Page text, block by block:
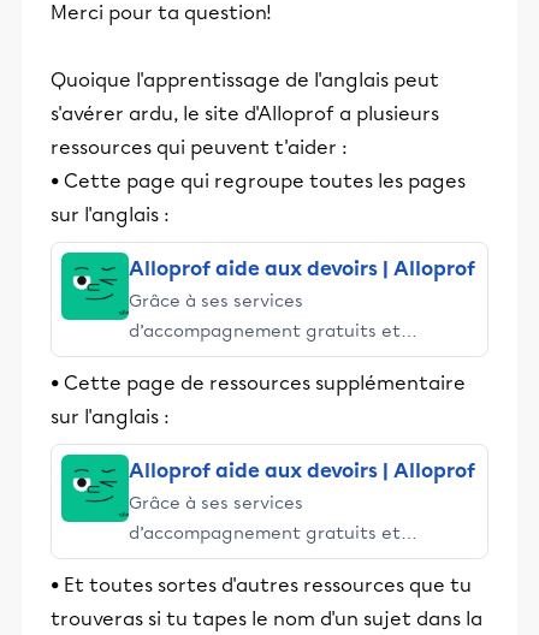
Merci pour ta question!
Quoique l'apprentissage de l'anglais peut
s'avérer ardu, le site d'Alloprof a plusieurs
ressources qui peuvent t'aider :
• Cette page qui regroupe toutes les pages
sur l'anglais :
Alloprof aide aux devoirs | Alloprof
Grâce à ses services
d’accompagnement gratuits et
stimulants, Alloprof engage les élèves
et leurs parents dans la réussite
éducative.
• Cette page de ressources supplémentaire
sur l'anglais :
Alloprof aide aux devoirs | Alloprof
Grâce à ses services
d’accompagnement gratuits et
stimulants, Alloprof engage les élèves
et leurs parents dans la réussite
éducative.
• Et toutes sortes d'autres ressources que tu
trouveras si tu tapes le nom d'un sujet dans la